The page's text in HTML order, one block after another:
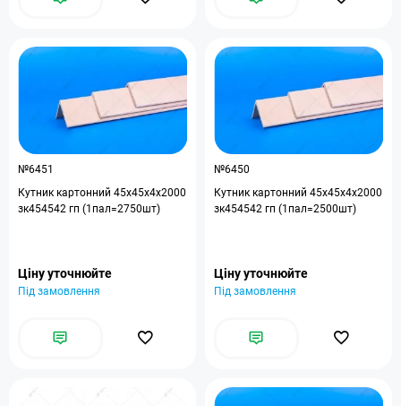
№6451
Кутник картонний 45x45x4x2000
зк454542 гп (1пал=2750шт)
Ціну уточнюйте
Під замовлення
№6450
Кутник картонний 45x45x4x2000
зк454542 гп (1пал=2500шт)
Ціну уточнюйте
Під замовлення